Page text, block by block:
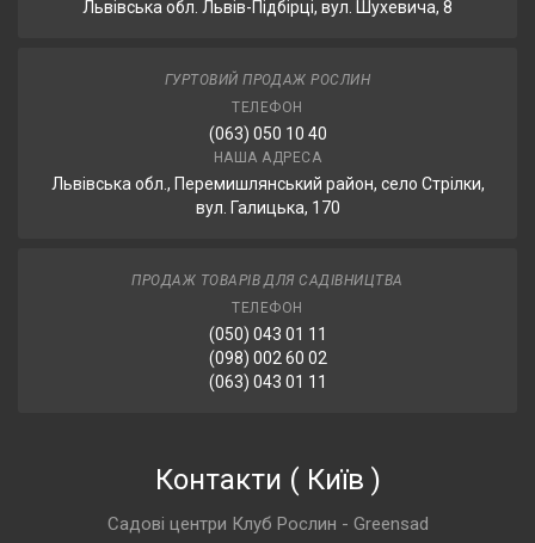
Львівська обл. Львів-Підбірці, вул. Шухевича, 8
ГУРТОВИЙ ПРОДАЖ РОСЛИН
ТЕЛЕФОН
(063) 050 10 40
НАША АДРЕСА
Львівська обл., Перемишлянський район, село Стрілки,
вул. Галицька, 170
ПРОДАЖ ТОВАРІВ ДЛЯ САДІВНИЦТВА
ТЕЛЕФОН
(050) 043 01 11
(098) 002 60 02
(063) 043 01 11
Контакти ( Київ )
Садові центри Клуб Рослин - Greensad